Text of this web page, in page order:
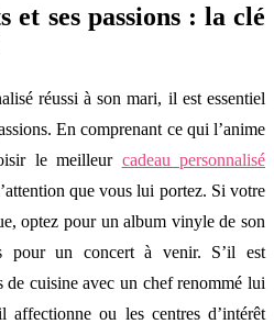
et ses passions : la clé
réussi à son mari, il est essentiel
En comprenant ce qui l’anime
le meilleur cadeau personnalisé
que vous lui portez. Si votre
optez pour un album vinyle de son
pour un concert à venir. S’il est
de cuisine avec un chef renommé lui
affectionne ou les centres d’intérêt